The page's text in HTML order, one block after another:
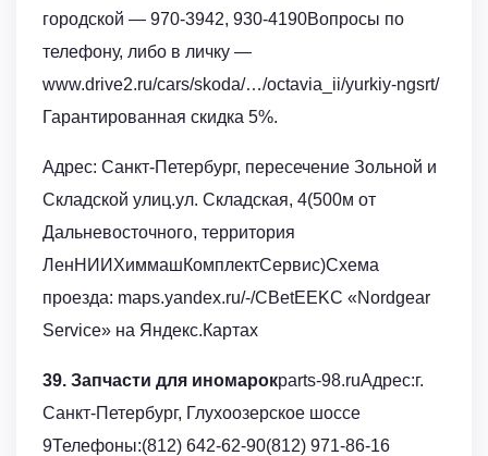
городской — 970-3942, 930-4190Вопросы по
телефону, либо в личку —
www.drive2.ru/cars/skoda/…/octavia_ii/yurkiy-ngsrt/
Гарантированная скидка 5%.
Адрес: Санкт-Петербург, пересечение Зольной и
Складской улиц.ул. Складская, 4(500м от
Дальневосточного, территория
ЛенНИИХиммашКомплектСервис)Схема
проезда: maps.yandex.ru/-/CBetEEKC «Nordgear
Service» на Яндекс.Картах
39. Запчасти для иномарокparts-98.ruАдрес:г.
Санкт-Петербург, Глухоозерское шоссе
9Телефоны:(812) 642-62-90(812) 971-86-16